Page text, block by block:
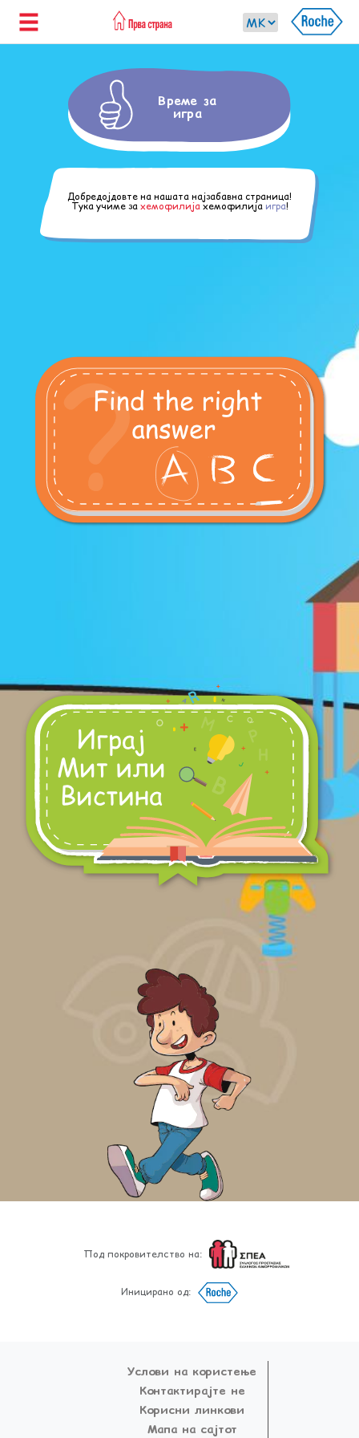
Време за
игра
Добредојдовте на нашата најзабавна страница!
Тука учиме захемофилијахемофилијаигра!
Под покровителство на:
Иницирано од:
Услови на користење
Контактирајте не
Корисни линкови
Мапа на сајтот